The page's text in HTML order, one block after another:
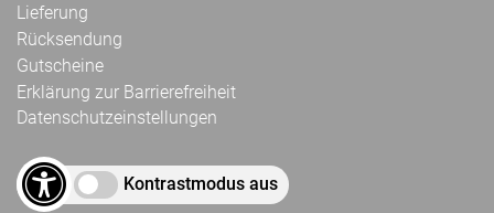
Lieferung
Rücksendung
Gutscheine
Erklärung zur Barrierefreiheit
Datenschutzeinstellungen
Kontrastmodus aus